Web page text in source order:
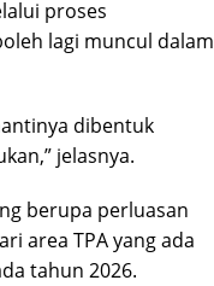
proses
lagi muncul dalam
dibentuk
jelasnya.
berupa perluasan
area TPA yang ada
tahun 2026.